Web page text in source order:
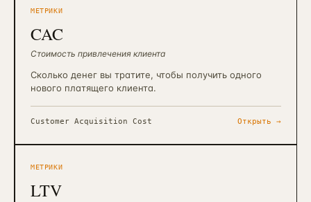
МЕТРИКИ
CAC
Стоимость привлечения клиента
Сколько денег вы тратите, чтобы получить одного
нового платящего клиента.
Customer Acquisition Cost Открыть →
МЕТРИКИ
LTV